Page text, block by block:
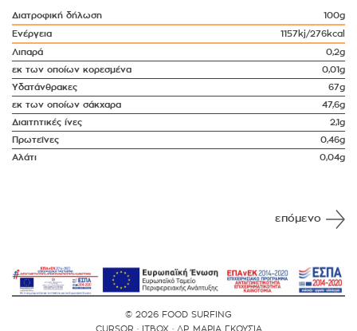
Διατροφική δήλωση 100g
Ενέργεια 1157kj/276kcal
Λιπαρά
0,2g
εκ των οποίων κορεσμένα
0,01g
Υδατάνθρακες
67g
εκ των οποίων σάκχαρα
47,6g
Διαιτητικές ίνες
2,1g
Πρωτεΐνες
0,46g
Αλάτι
0,04g
επόμενο
© 2026 FOOD SURFING
CURSOR · ITBOX· ΔΡ. ΜΑΡΙΑ ΓΚΟΥΣΙΑ